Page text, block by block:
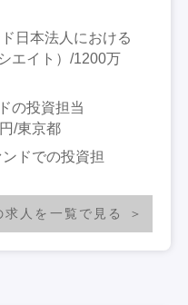
日本法人における
エイト）/1200万
の投資担当
/東京都
ドでの投資担
人を一覧で見る